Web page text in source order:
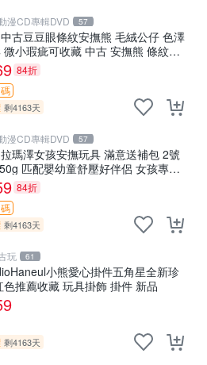
漫CD專輯DVD 57
古豆豆眼條紋安撫熊 毛絨公仔 色澤
微小瑕疵可收藏 中古 安撫熊 條紋公
84折
剩4163天
漫CD專輯DVD 57
瑪澤女孩安撫玩具 滿意送補包 2號
匹配嬰幼童舒壓好伴侶 女孩專用
擇 安撫玩偶 衝包 玩具
84折
剩4163天
玩 61
小熊愛心掛件五角星全新珍
色推薦收藏 玩具掛飾 掛件 新品
剩4163天